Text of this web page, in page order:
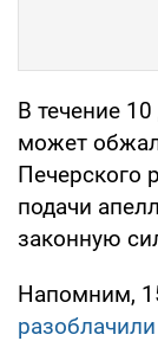
В течение
может
Печерского
подачи
законную
Напомним,